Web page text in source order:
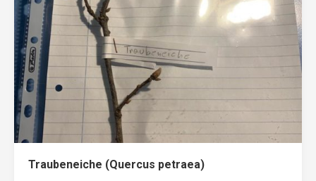
Traubeneiche (Quercus petraea)